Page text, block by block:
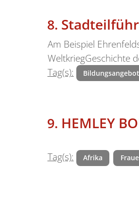
Am Beispiel
WeltkriegGeschichte
Tag(s):
Bildungsangebot
HEMLEY
Tag(s): Afrika